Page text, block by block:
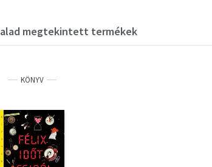
megtekintett termékek
KÖNYV